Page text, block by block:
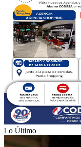
Lo Último